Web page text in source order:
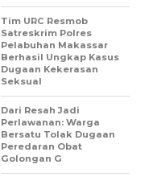
Tim URC Resmob
Satreskrim Polres
Pelabuhan Makassar
Berhasil Ungkap Kasus
Dugaan Kekerasan
Seksual
Dari Resah Jadi
Perlawanan: Warga
Bersatu Tolak Dugaan
Peredaran Obat
Golongan G